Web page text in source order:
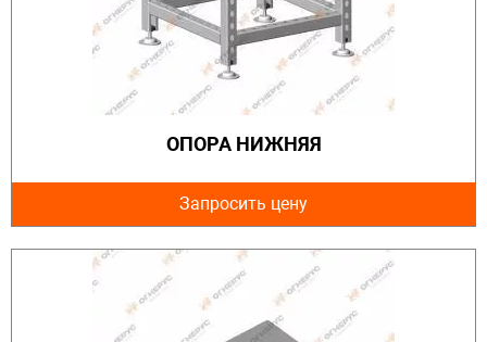
ОПОРА НИЖНЯЯ
Запросить цену